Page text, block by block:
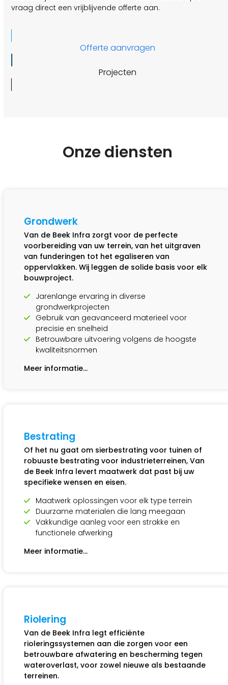
vraag direct een vrijblijvende offerte aan.
Offerte aanvragen
Projecten
Onze diensten
Grondwerk
Van de Beek Infra zorgt voor de perfecte
voorbereiding van uw terrein, van het uitgraven
van funderingen tot het egaliseren van
oppervlakken. Wij leggen de solide basis voor elk
bouwproject.
Jarenlange ervaring in diverse
grondwerkprojecten
Gebruik van geavanceerd materieel voor
precisie en snelheid
Betrouwbare uitvoering volgens de hoogste
kwaliteitsnormen
Meer informatie…
Bestrating
Of het nu gaat om sierbestrating voor tuinen of
robuuste bestrating voor industrieterreinen, Van
de Beek Infra levert maatwerk dat past bij uw
specifieke wensen en eisen.
Maatwerk oplossingen voor elk type terrein
Duurzame materialen die lang meegaan
Vakkundige aanleg voor een strakke en
functionele afwerking
Meer informatie…
Riolering
Van de Beek Infra legt efficiënte
rioleringssystemen aan die zorgen voor een
betrouwbare afwatering en bescherming tegen
wateroverlast, voor zowel nieuwe als bestaande
terreinen.